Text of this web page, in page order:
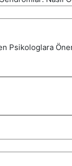
Psikologlara